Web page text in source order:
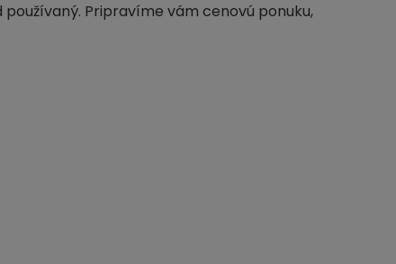
Pripravíme vám cenovú ponuku,